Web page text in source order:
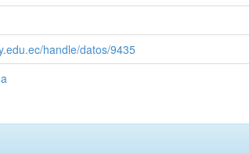
handle/datos/9435